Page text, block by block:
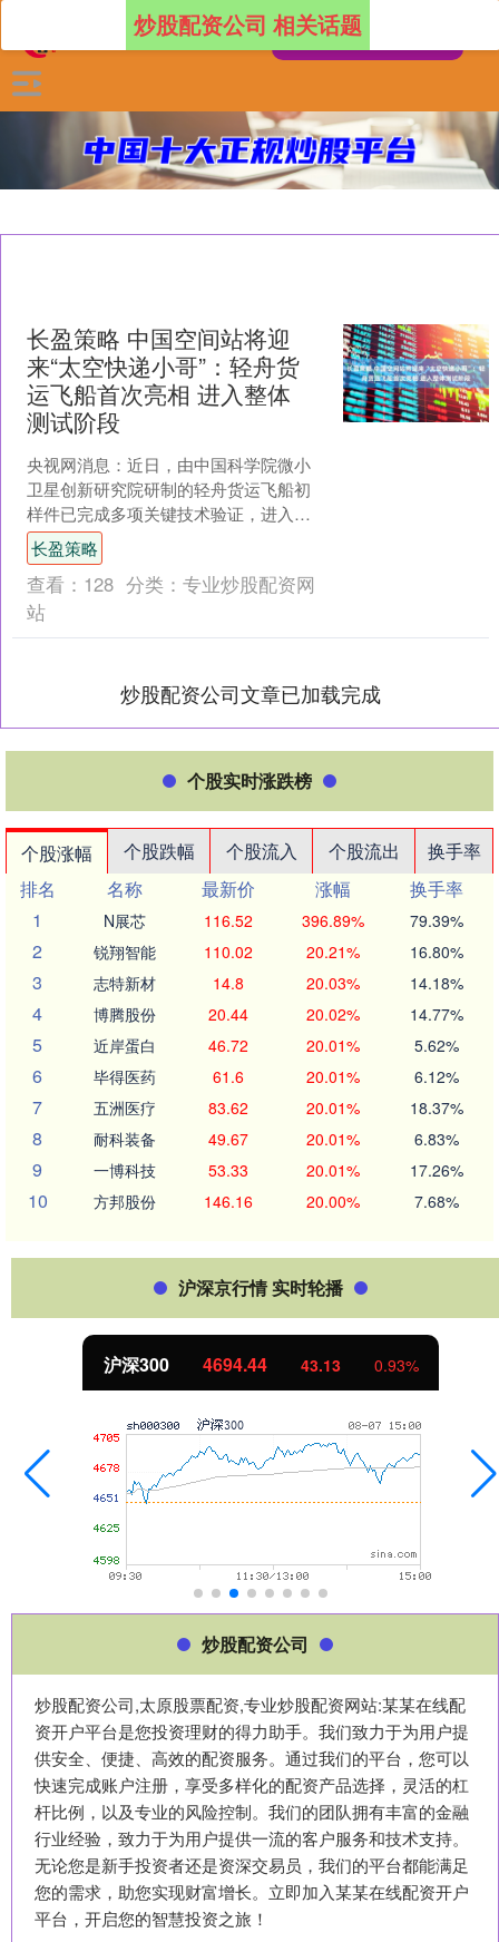
炒股配资公司 相关话题
长盈策略 中国空间站将迎
来“太空快递小哥”：轻舟货
运飞船首次亮相 进入整体
测试阶段
央视网消息：近日，由中国科学院微小
卫星创新研究院研制的轻舟货运飞船初
样件已完成多项关键技术验证，进入整
体测试阶段。未来长盈策略，轻舟货运
飞船也将会承担中国空间站....
长盈策略
查看： 128 分类： 专业炒股配资网
站
炒股配资公司文章已加载完成
个股实时涨跌榜
个股涨幅 个股跌幅 个股流入 个股流出
换手率
排名
名称 最新价 涨幅
换手率
1
N展芯 116.52 396.89% 79.39%
2 锐翔智能 110.02 20.21% 16.80%
3 志特新材 14.8 20.03% 14.18%
4 博腾股份 20.44 20.02% 14.77%
5 近岸蛋白 46.72 20.01% 5.62%
6 毕得医药 61.6 20.01% 6.12%
7 五洲医疗 83.62 20.01% 18.37%
8 耐科装备 49.67 20.01% 6.83%
9 一博科技 53.33 20.01% 17.26%
10 方邦股份 146.16 20.00% 7.68%
沪深京行情 实时轮播
沪深300 4694.44 43.13 0.93%
炒股配资公司
炒股配资公司,太原股票配资,专业炒股配资网站:某某在线配
资开户平台是您投资理财的得力助手。我们致力于为用户提
供安全、便捷、高效的配资服务。通过我们的平台，您可以
快速完成账户注册，享受多样化的配资产品选择，灵活的杠
杆比例，以及专业的风险控制。我们的团队拥有丰富的金融
行业经验，致力于为用户提供一流的客户服务和技术支持。
无论您是新手投资者还是资深交易员，我们的平台都能满足
您的需求，助您实现财富增长。立即加入某某在线配资开户
平台，开启您的智慧投资之旅！